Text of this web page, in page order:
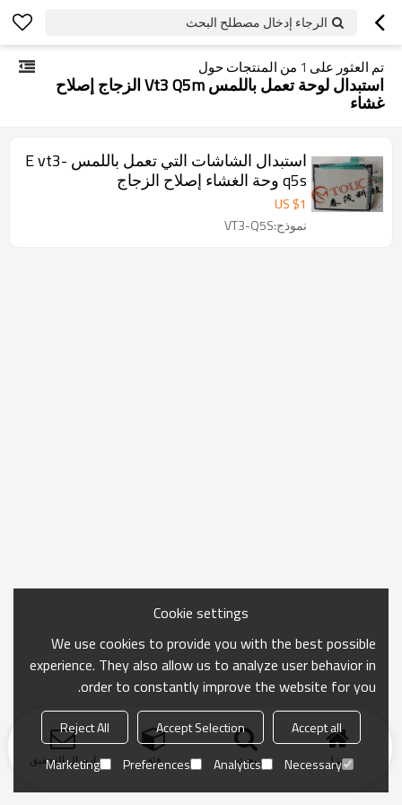
الرجاء إدخال مصطلح البحث
تم العثور على 1 من المنتجات حول
استبدال لوحة تعمل باللمس Vt3 Q5m الزجاج إصلاح
غشاء
استبدال الشاشات التي تعمل باللمس E vt3-
q5s وحة الغشاء إصلاح الزجاج
US $1
نموذج:VT3-Q5S
منزل بحث فئة ارسال التحقيق
Cookie settings
We use cookies to provide you with the best possible
experience. They also allow us to analyze user behavior in
order to constantly improve the website for you.
Accept all
Accept Selection
Reject All
Necessary
Analytics
Preferences
Marketing